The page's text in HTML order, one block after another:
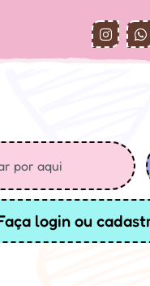
login ou